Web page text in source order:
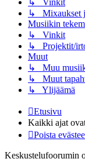
↳ Vinkit
↳ Mixaukset
Musiikin
↳ Vinkit
↳ Projektit/
Muut
↳ Muu
↳ Muut
↳ Ylijäämä
Etusivu
Kaikki ajat
Poista
Keskustelufoorumin